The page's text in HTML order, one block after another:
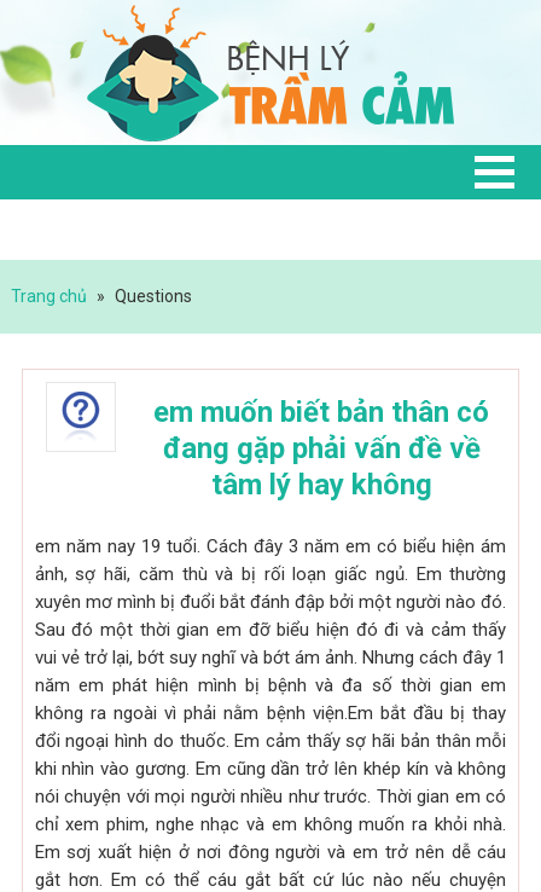
Trang chủ » Questions
em muốn biết bản thân có
đang gặp phải vấn đề về
tâm lý hay không
em năm nay 19 tuổi. Cách đây 3 năm em có biểu hiện ám
ảnh, sợ hãi, căm thù và bị rối loạn giấc ngủ. Em thường
xuyên mơ mình bị đuổi bắt đánh đập bởi một người nào đó.
Sau đó một thời gian em đỡ biểu hiện đó đi và cảm thấy
vui vẻ trở lại, bớt suy nghĩ và bớt ám ảnh. Nhưng cách đây 1
năm em phát hiện mình bị bệnh và đa số thời gian em
không ra ngoài vì phải nằm bệnh viện.Em bắt đầu bị thay
đổi ngoại hình do thuốc. Em cảm thấy sợ hãi bản thân mỗi
khi nhìn vào gương. Em cũng dần trở lên khép kín và không
nói chuyện với mọi người nhiều như trước. Thời gian em có
chỉ xem phim, nghe nhạc và em không muốn ra khỏi nhà.
Em sơj xuất hiện ở nơi đông người và em trở nên dễ cáu
gắt hơn. Em có thể cáu gắt bất cứ lúc nào nếu chuyện